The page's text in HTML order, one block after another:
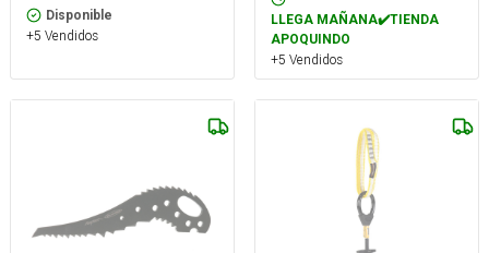
Disponible
+5 Vendidos
LLEGA MAÑANA✔️TIENDA
APOQUINDO
+5 Vendidos